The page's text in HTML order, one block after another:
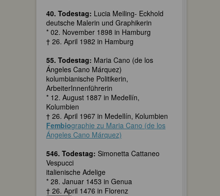
40. Todestag: Lucia Meiling- Eckhold
deutsche Malerin und Graphikerin
* 02. November 1898 in Hamburg
† 26. April 1982 in Hamburg
55. Todestag: Maria Cano (de los
Ángeles Cano Márquez)
kolumbianische Politikerin,
ArbeiterInnenführerin
* 12. August 1887 in Medellín,
Kolumbien
† 26. April 1967 in Medellín, Kolumbien
Fembiographie zu Maria Cano (de los
Ángeles Cano Márquez)
546. Todestag: Simonetta Cattaneo
Vespucci
italienische Adelige
* 28. Januar 1453 in Genua
† 26. April 1476 in Florenz